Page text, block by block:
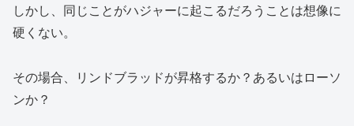
しかし、同じことがハジャーに起こるだろうことは想像に
硬くない。
その場合、リンドブラッドが昇格するか？あるいはローソ
ンか？